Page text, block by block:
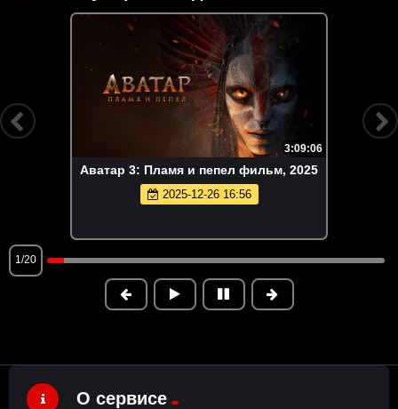
3:09:06
Аватар 3: Пламя и пепел фильм, 2025
2025-12-26 16:56
1/20
О сервисе